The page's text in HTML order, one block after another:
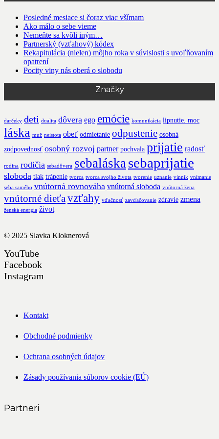
Posledné mesiace si čoraz viac všímam
Ako málo o sebe vieme
Nemeňte sa kvôli iným…
Partnerský (vzťahový) kódex
Rekapitulácia (nielen) môjho roka v súvislosti s uvoľňovaním
opatrení
Pocity viny nás oberá o slobodu
Značky
darčeky deti dualita dôvera ego emócie komunikácia lipnutie. moc
láska muž neistota obeť odmietanie odpustenie osobná
zodpovednosť osobný rozvoj partner pochvala prijatie radosť
rodina rodičia sebadôvera sebaláskasebaprijatie
sloboda tlak trápenie tvorca tvorca svojho života tvorenie uznanie vinník vnímanie
seba samého vnútorná rovnováha vnútorná sloboda vnútorná žena
vnútorné dieťa vzťahy vďačnosť zavďačovanie zdravie zmena
ženská energia život
© 2025 Slavka Kloknerová
YouTube
Facebook
Instagram
Kontakt
Obchodné podmienky
Ochrana osobných údajov
Zásady používania súborov cookie (EÚ)
Partneri